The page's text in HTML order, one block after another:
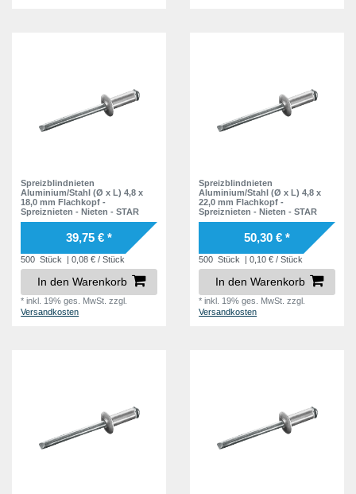
Spreizblindnieten
Aluminium/Stahl (Ø x L) 4,8 x
18,0 mm Flachkopf -
Spreiznieten - Nieten - STAR
39,75 € *
500 Stück | 0,08 € / Stück
In den Warenkorb
*inkl. 19% ges. MwSt. zzgl.
Versandkosten
Spreizblindnieten
Aluminium/Stahl (Ø x L) 4,8 x
22,0 mm Flachkopf -
Spreiznieten - Nieten - STAR
50,30 € *
500 Stück | 0,10 € / Stück
In den Warenkorb
*inkl. 19% ges. MwSt. zzgl.
Versandkosten